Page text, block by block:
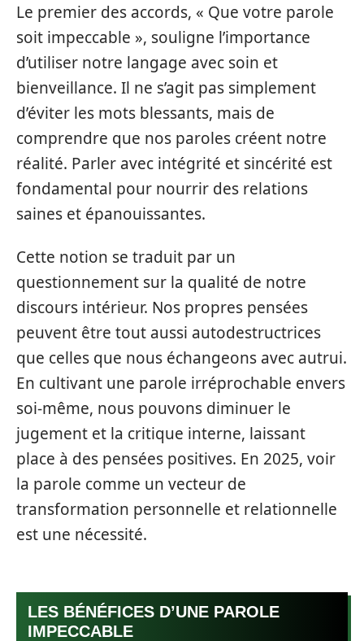
Le premier des accords, « Que votre parole
soit impeccable », souligne l’importance
d’utiliser notre langage avec soin et
bienveillance. Il ne s’agit pas simplement
d’éviter les mots blessants, mais de
comprendre que nos paroles créent notre
réalité. Parler avec intégrité et sincérité est
fondamental pour nourrir des relations
saines et épanouissantes.
Cette notion se traduit par un
questionnement sur la qualité de notre
discours intérieur. Nos propres pensées
peuvent être tout aussi autodestructrices
que celles que nous échangeons avec autrui.
En cultivant une parole irréprochable envers
soi-même, nous pouvons diminuer le
jugement et la critique interne, laissant
place à des pensées positives. En 2025, voir
la parole comme un vecteur de
transformation personnelle et relationnelle
est une nécessité.
LES BÉNÉFICES D’UNE PAROLE
IMPECCABLE